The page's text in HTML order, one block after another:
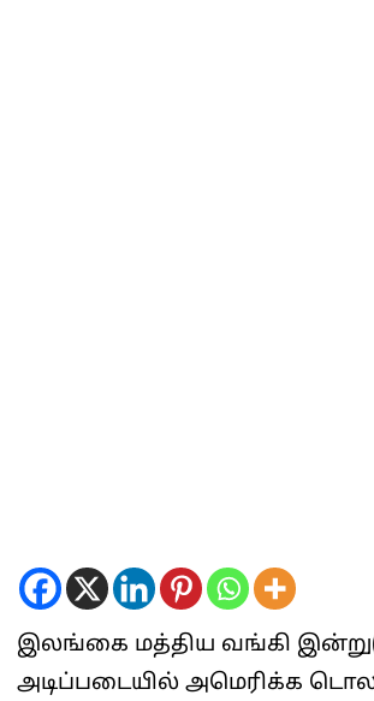
இலங்கை மத்திய வங்கி
அடிப்படையில் அமெரிக்க